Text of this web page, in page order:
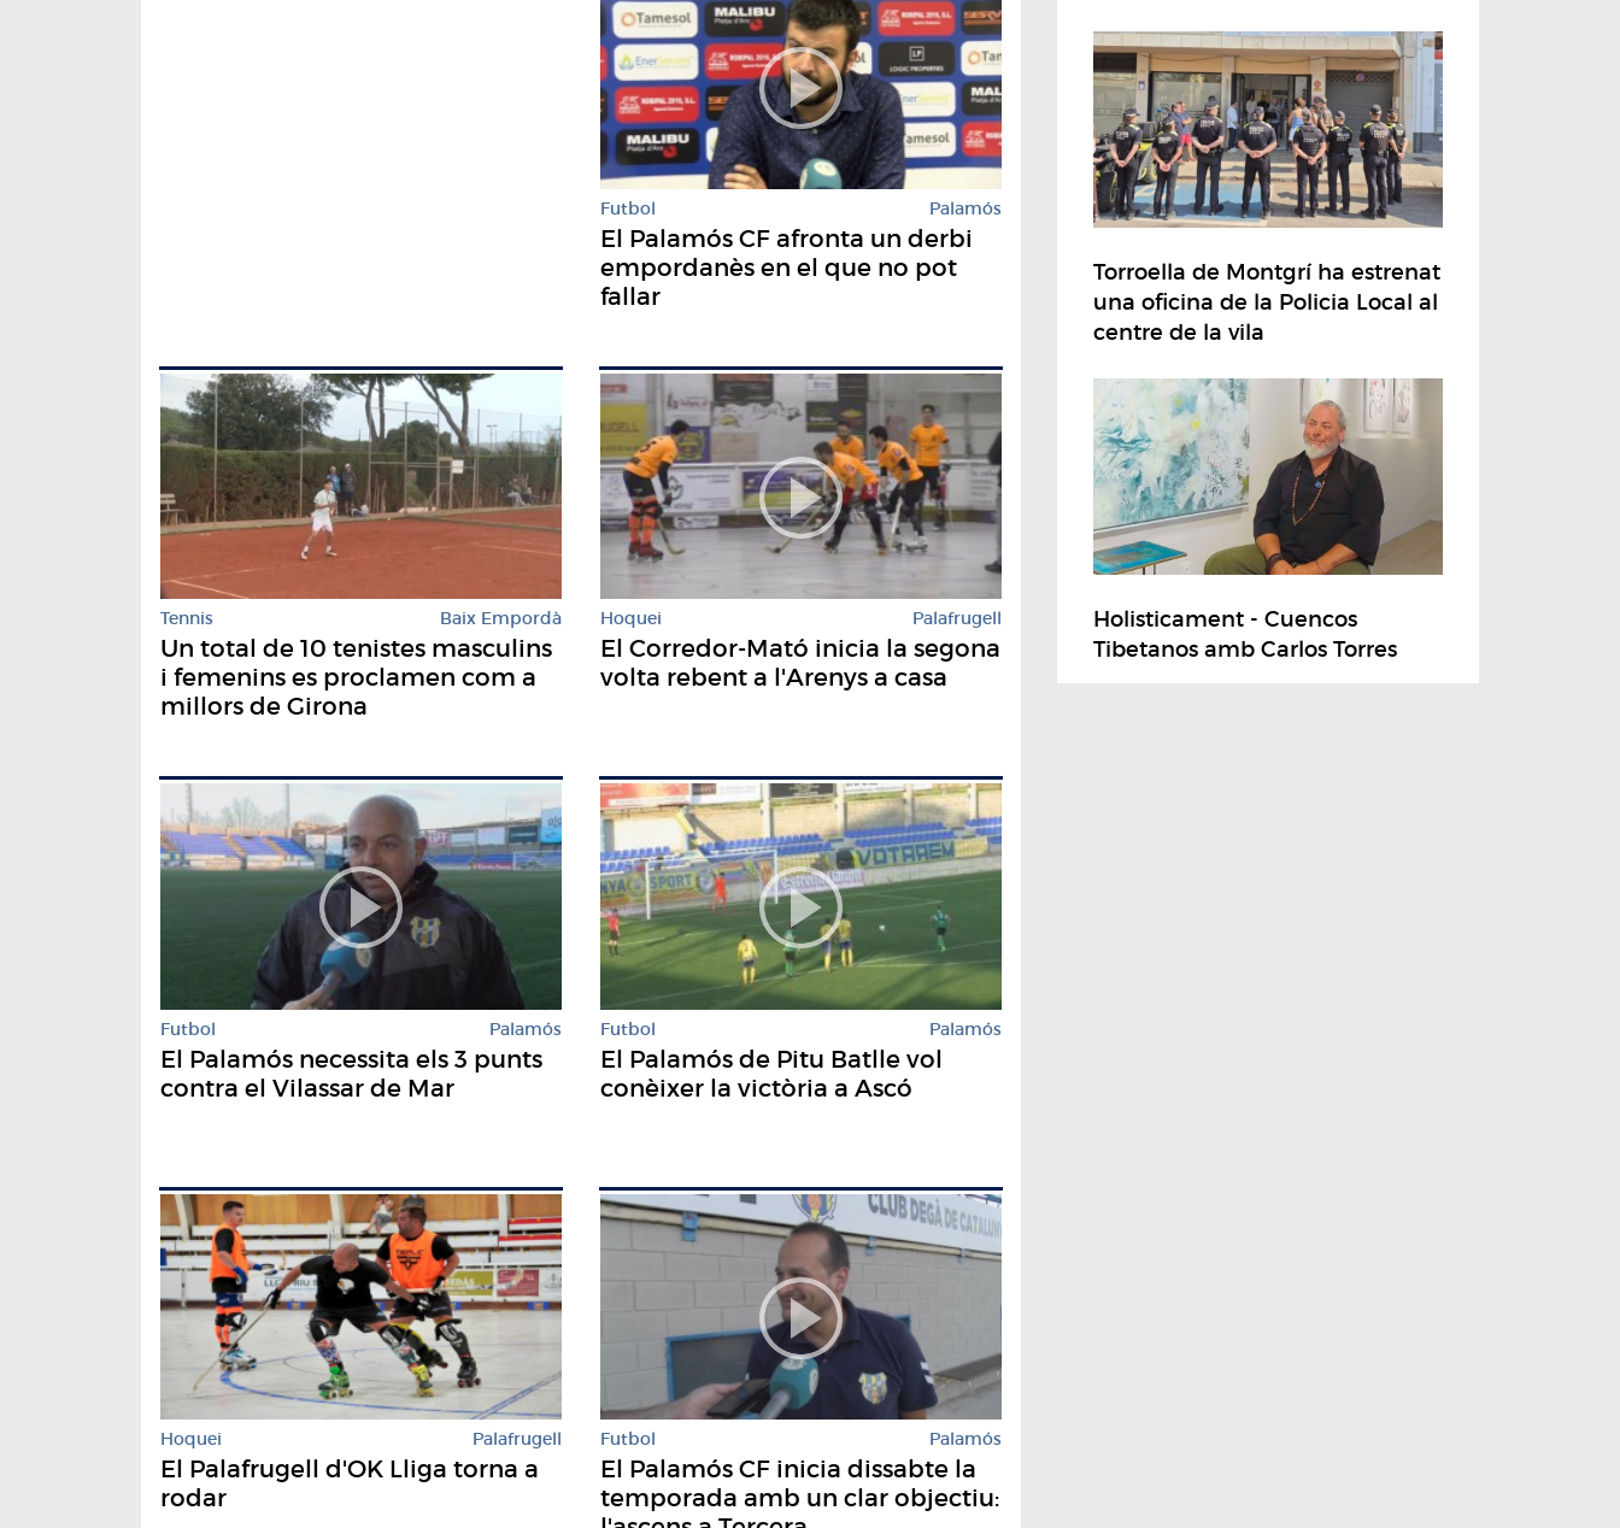
Futbol Palamós
El Palamós CF afronta un derbi
empordanès en el que no pot
fallar
Tennis Baix Empordà
Un total de 10 tenistes masculins
i femenins es proclamen com a
millors de Girona
Hoquei Palafrugell
El Corredor-Mató inicia la segona
volta rebent a l'Arenys a casa
Futbol Palamós
El Palamós necessita els 3 punts
contra el Vilassar de Mar
Futbol Palamós
El Palamós de Pitu Batlle vol
conèixer la victòria a Ascó
Hoquei Palafrugell
El Palafrugell d'OK Lliga torna a
rodar
Futbol Palamós
El Palamós CF inicia dissabte la
temporada amb un clar objectiu:
Torroella de Montgrí ha estrenat
una oficina de la Policia Local al
centre de la vila
Holisticament - Cuencos
Tibetanos amb Carlos Torres